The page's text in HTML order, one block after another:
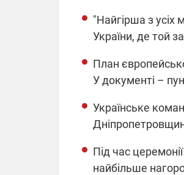
"Найгірша з
України, де той
План
У документі –
Українське
Під час
найбільше